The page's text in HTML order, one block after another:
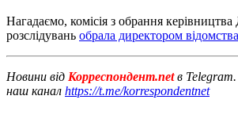
Нагадаємо, комісія з обрання
розслідувань обрала директором
Новини від Корреспондент.netв
наш канал https://t.me/korrespondentnet